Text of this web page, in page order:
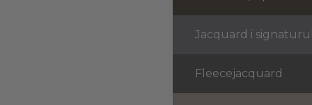
Jacquard i
Fleecejacquard